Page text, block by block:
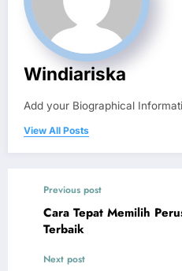
Windiariska
Add your Biographical
View All Posts
Previous post
Cara Tepat Memilih
Terbaik
Next post